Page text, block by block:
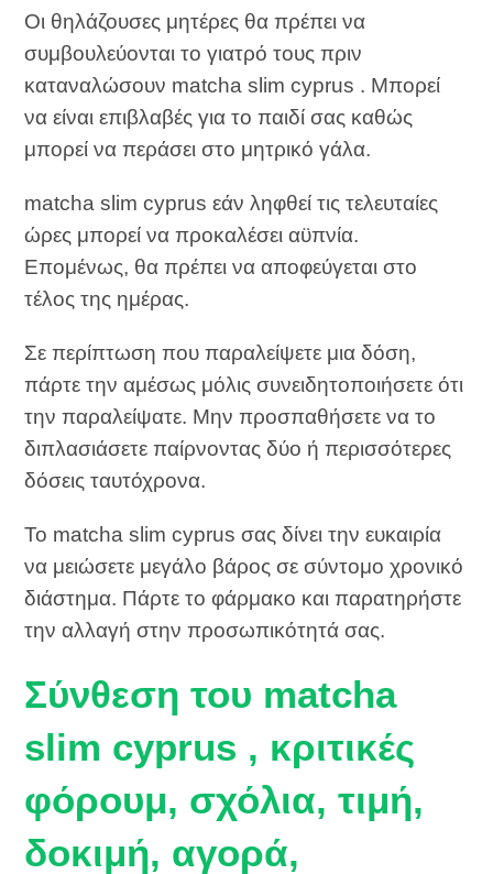
Οι θηλάζουσες μητέρες θα πρέπει να
συμβουλεύονται το γιατρό τους πριν
καταναλώσουν matcha slim cyprus . Μπορεί
να είναι επιβλαβές για το παιδί σας καθώς
μπορεί να περάσει στο μητρικό γάλα.
matcha slim cyprus εάν ληφθεί τις τελευταίες
ώρες μπορεί να προκαλέσει αϋπνία.
Επομένως, θα πρέπει να αποφεύγεται στο
τέλος της ημέρας.
Σε περίπτωση που παραλείψετε μια δόση,
πάρτε την αμέσως μόλις συνειδητοποιήσετε ότι
την παραλείψατε. Μην προσπαθήσετε να το
διπλασιάσετε παίρνοντας δύο ή περισσότερες
δόσεις ταυτόχρονα.
Το matcha slim cyprus σας δίνει την ευκαιρία
να μειώσετε μεγάλο βάρος σε σύντομο χρονικό
διάστημα. Πάρτε το φάρμακο και παρατηρήστε
την αλλαγή στην προσωπικότητά σας.
Σύνθεση του matcha
slim cyprus , κριτικές
φόρουμ, σχόλια, τιμή,
δοκιμή, αγορά,